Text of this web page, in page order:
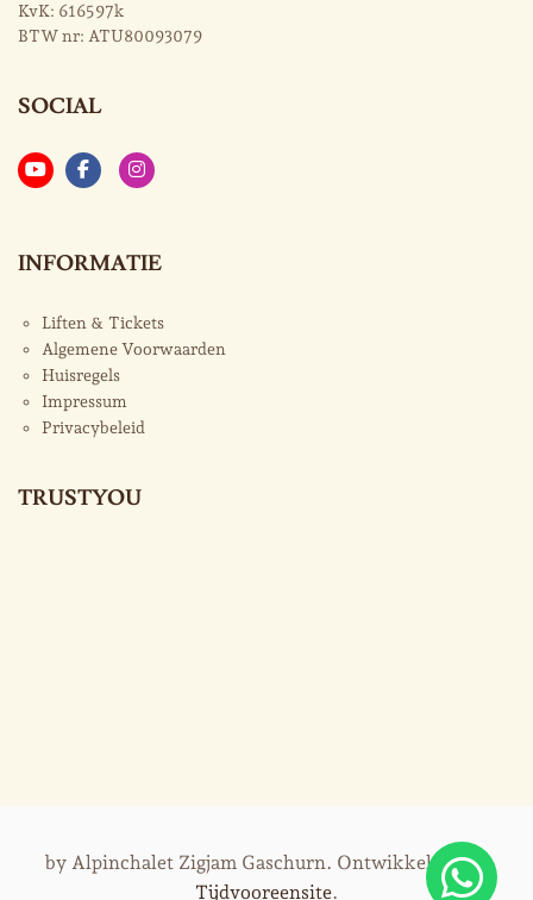
KvK: 616597k
BTW nr: ATU80093079
SOCIAL
INFORMATIE
Liften & Tickets
Algemene Voorwaarden
Huisregels
Impressum
Privacybeleid
TRUSTYOU
by Alpinchalet Zigjam Gaschurn. Ontwikkeld door
Tijdvooreensite.